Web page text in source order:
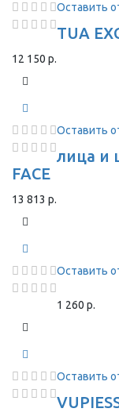
Оставить
TUA
12 150 р.
Оставить
лица и
FACE
13 813 р.
Оставить
1 260 р.
Оставить